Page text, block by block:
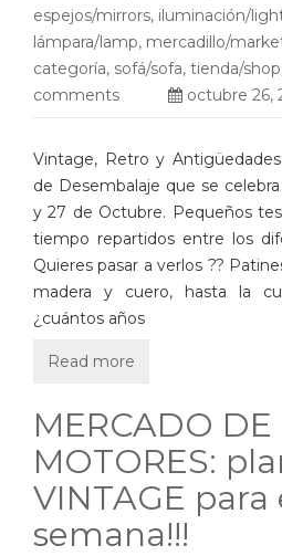
espejos/mirrors, iluminación/
lámpara/lamp, mercadillo/
categoría, sofá/sofa, tienda/shop
comments
octubre 26,
Vintage, Retro y
de Desembalaje que se
y 27 de Octubre. Pequeños
tiempo repartidos entre los
Quieres pasar a verlos ??
madera y cuero, hasta la
¿cuántos años
Read more
MERCADO DE
MOTORES:
VINTAGE
semana!!!